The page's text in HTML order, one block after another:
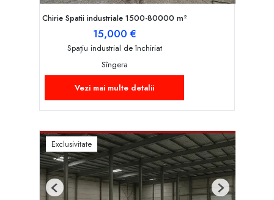
Chirie Spatii industriale 1500-80000 m²
15,000 €
Spațiu industrial de închiriat
Sîngera
Vezi mai multe detalii
Exclusivitate
Previous Next